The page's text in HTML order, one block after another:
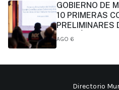
GOBIERNO DE
10 PRIMERAS
PRELIMINARES
CIENTÍFICOS Y
PRESIDENTA
AGO 6
Directorio